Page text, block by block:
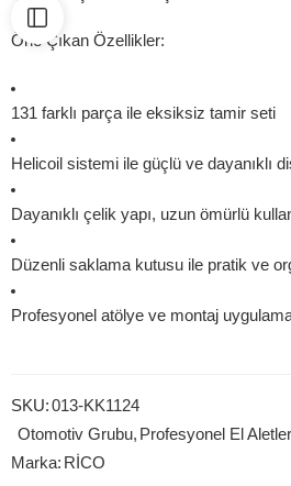
Öne Çıkan Özellikler:
131 farklı parça ile eksiksiz tamir seti
Helicoil sistemi ile güçlü ve dayanıklı
Dayanıklı çelik yapı, uzun ömürlü
Düzenli saklama kutusu ile pratik ve
Profesyonel atölye ve montaj
SKU:013-KK1124
Otomotiv Grubu, Profesyonel El
Marka: RİCO